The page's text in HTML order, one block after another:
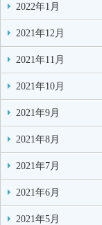
2022年1月
2021年12月
2021年11月
2021年10月
2021年9月
2021年8月
2021年7月
2021年6月
2021年5月